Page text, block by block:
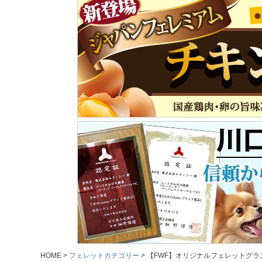
HOME フェレットカテゴリー 【FWF】オリジナルフェレットグラ